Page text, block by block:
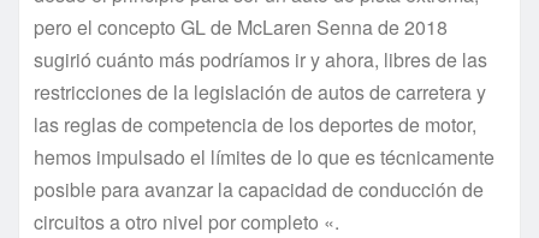
pero el concepto GL de McLaren Senna de 2018
sugirió cuánto más podríamos ir y ahora, libres de las
restricciones de la legislación de autos de carretera y
las reglas de competencia de los deportes de motor,
hemos impulsado el límites de lo que es técnicamente
posible para avanzar la capacidad de conducción de
circuitos a otro nivel por completo «.